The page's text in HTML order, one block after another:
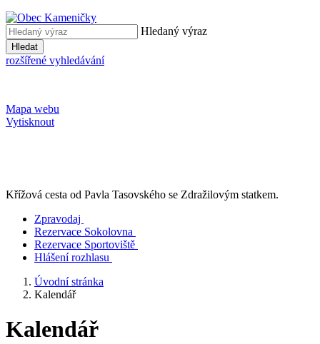
Hledaný výraz
Hledat
rozšířené vyhledávání
Mapa webu
Vytisknout
Křížová cesta od Pavla Tasovského se Zdražilovým statkem.
Zpravodaj
Rezervace Sokolovna
Rezervace Sportoviště
Hlášení rozhlasu
Úvodní stránka
Kalendář
Kalendář